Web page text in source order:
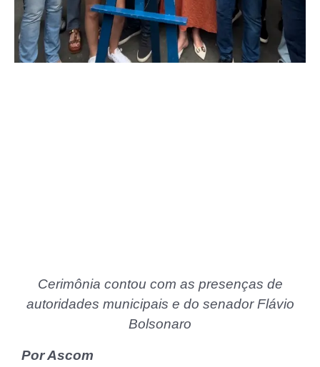
Cerimônia contou com as presenças de
autoridades municipais e do senador Flávio
Bolsonaro
Por Ascom